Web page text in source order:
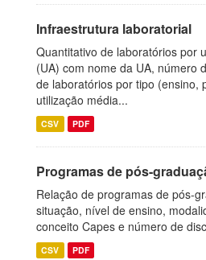
Infraestrutura laboratorial
Quantitativo de laboratórios por
(UA) com nome da UA, número
de laboratórios por tipo (ensino,
utilização média...
CSV PDF
Programas de pós-
Relação de programas de pós-
situação, nível de ensino,
conceito Capes e número de
CSV PDF